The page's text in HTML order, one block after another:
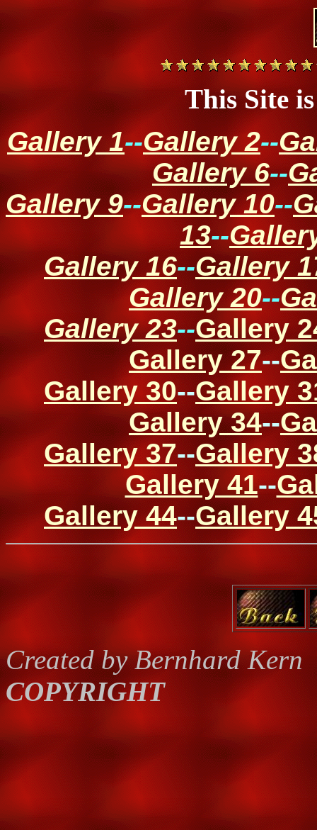
This Site
Gallery 1--Gallery 2--
Gallery 6--
Gallery 9--Gallery 10--
13--
Gallery 16--Gallery
Gallery 20--
Gallery 23--Gallery
Gallery 27--
Gallery 30--Gallery
Gallery 34--
Gallery 37--Gallery
Gallery 41--
Gallery 44--Gallery
Created by Bernhard Kern
COPYRIGHT